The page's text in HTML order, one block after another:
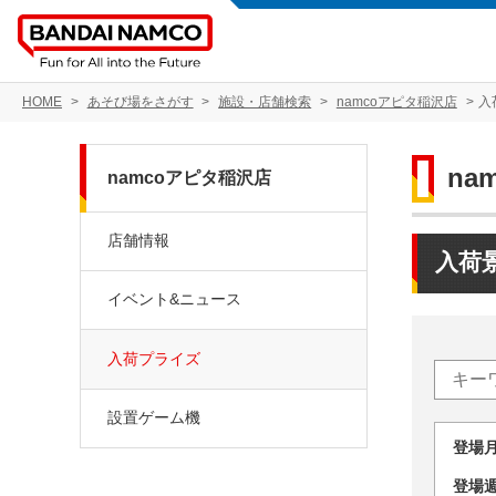
HOME あそび場をさがす 施設・店舗検索 namcoアピタ稲沢店 入
入荷
登
登
namcoアピタ稲沢店
店舗情報
イベント&ニュース
入荷プライズ
設置ゲーム機